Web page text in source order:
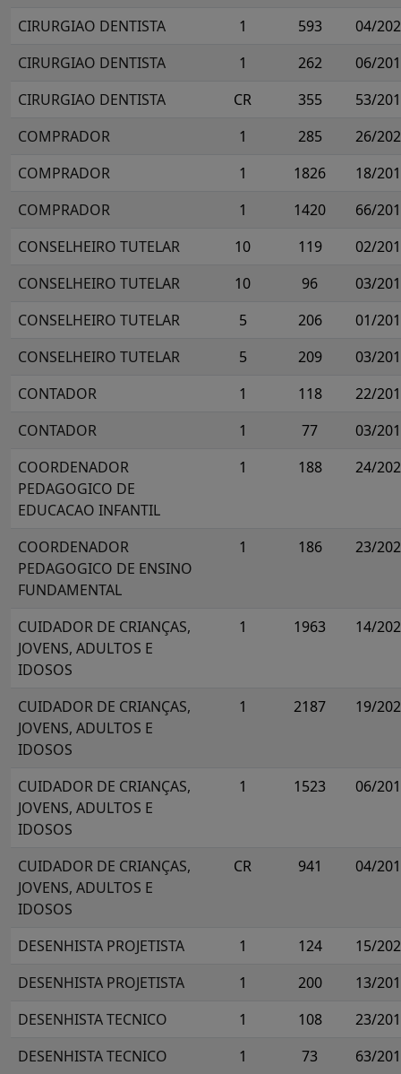
CIRURGIAO DENTISTA
1 593
04/
CIRURGIAO DENTISTA
1 262
06/
CIRURGIAO DENTISTA
CR 355
53/
COMPRADOR
1 285
26/
COMPRADOR
1 1826
18/
COMPRADOR
1 1420
66/
CONSELHEIRO TUTELAR
10 119
02/
CONSELHEIRO TUTELAR
10 96
03/
CONSELHEIRO TUTELAR
5 206
01/
CONSELHEIRO TUTELAR
5 209
03/
CONTADOR
1 118
22/
CONTADOR
1 77
03/
COORDENADOR
PEDAGOGICO DE
EDUCACAO INFANTIL
1 188 24/
COORDENADOR
PEDAGOGICO DE ENSINO
FUNDAMENTAL
1 186 23/
CUIDADOR DE CRIANÇAS,
JOVENS, ADULTOS E
IDOSOS
1 1963 14/
CUIDADOR DE CRIANÇAS,
JOVENS, ADULTOS E
IDOSOS
1 2187 19/
CUIDADOR DE CRIANÇAS,
JOVENS, ADULTOS E
IDOSOS
1 1523 06/
CUIDADOR DE CRIANÇAS,
JOVENS, ADULTOS E
IDOSOS
CR 941 04/
DESENHISTA PROJETISTA 1 124
15/
DESENHISTA PROJETISTA
1 200
13/
DESENHISTA TECNICO
1 108
23/
DESENHISTA TECNICO
1 73 63/